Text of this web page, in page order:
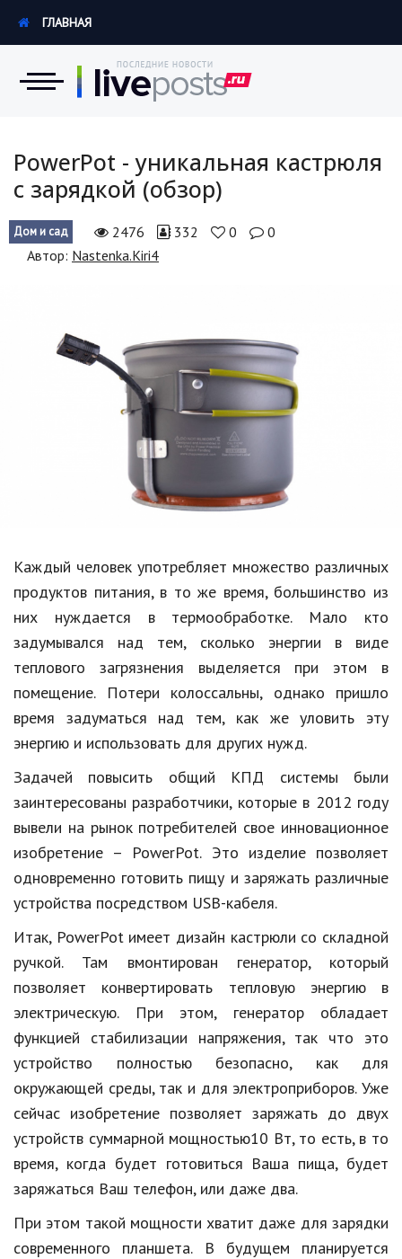
Экономика
Происшествия
Наука и техника
Образование
Спорт
Знаменитости
Статьи
Обзоры
Рецепты
Красота и здоровье
Hi-Tech. Интернет
Авто, мото
Дом и сад
Недвижимость
Спорт и фитнес
Психология и отношения
Творчество и рукоделие
Разное
Работа и бизнес
Животные
Еда и напитки
Праздники и подарки
Кинематограф
ГЛАВНАЯ
PowerPot - уникальная кастрюля
с зарядкой (обзор)
Дом и сад 2476 332 0
0
Автор: Nastenka.Kiri4
Каждый человек употребляет множество различных
продуктов питания, в то же время, большинство из
них нуждается в термообработке. Мало кто
задумывался над тем, сколько энергии в виде
теплового загрязнения выделяется при этом в
помещение. Потери колоссальны, однако пришло
время задуматься над тем, как же уловить эту
энергию и использовать для других нужд.
Задачей повысить общий КПД системы были
заинтересованы разработчики, которые в 2012 году
вывели на рынок потребителей свое инновационное
изобретение – PowerPot. Это изделие позволяет
одновременно готовить пищу и заряжать различные
устройства посредством USB-кабеля.
Итак, PowerPot имеет дизайн кастрюли со складной
ручкой. Там вмонтирован генератор, который
позволяет конвертировать тепловую энергию в
электрическую. При этом, генератор обладает
функцией стабилизации напряжения, так что это
устройство полностью безопасно, как для
окружающей среды, так и для электроприборов. Уже
сейчас изобретение позволяет заряжать до двух
устройств суммарной мощностью10 Вт, то есть, в то
время, когда будет готовиться Ваша пища, будет
заряжаться Ваш телефон, или даже два.
При этом такой мощности хватит даже для зарядки
современного планшета. В будущем планируется